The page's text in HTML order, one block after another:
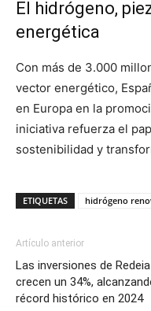
El hidrógeno,
energética
Con más de 3.000
vector energético,
en Europa en la
iniciativa refuerza el
sostenibilidad y
ETIQUETAS hidrógeno
Artículo anterior
Las inversiones de Redeia
crecen un 34%,
récord histórico en 2024